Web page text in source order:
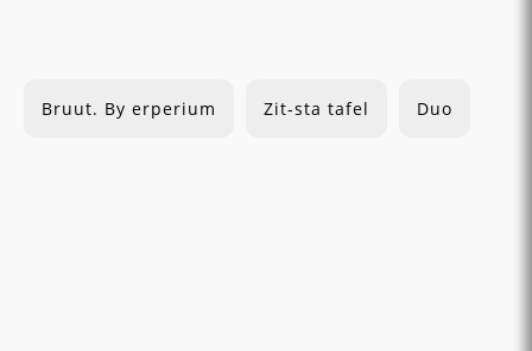
Bruut. By erperium Zit-sta tafel Duo